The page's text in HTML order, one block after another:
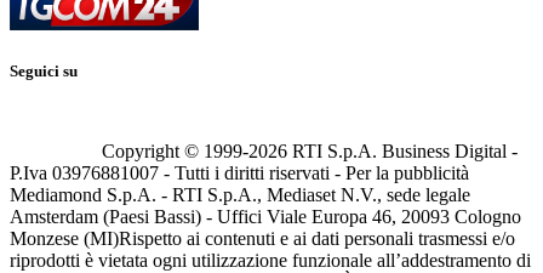
Seguici su
Copyright © 1999-2026 RTI S.p.A. Business Digital -
P.Iva 03976881007 - Tutti i diritti riservati - Per la pubblicità
Mediamond S.p.A. - RTI S.p.A., Mediaset N.V., sede legale
Amsterdam (Paesi Bassi) - Uffici Viale Europa 46, 20093 Cologno
Monzese (MI)Rispetto ai contenuti e ai dati personali trasmessi e/o
riprodotti è vietata ogni utilizzazione funzionale all’addestramento di